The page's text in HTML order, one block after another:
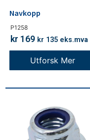
P1258
Navkopp
kr 169 kr 135 eks.mva
Utforsk Mer